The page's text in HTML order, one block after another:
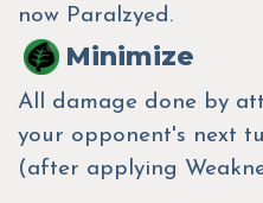
now Paralzyed.
Minimize
All damage done by
your opponent's next
(after applying